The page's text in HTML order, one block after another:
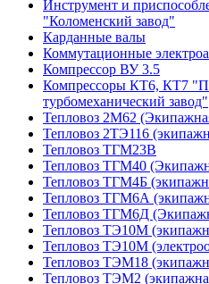
Инструмент и
"Коломенский завод"
Карданные валы
Коммутационные
Компрессор ВУ 3.5
Компрессоры КТ6, КТ7
турбомеханический завод"
Тепловоз 2М62
Тепловоз 2ТЭ116
Тепловоз ТГМ23В
Тепловоз ТГМ40
Тепловоз ТГМ4Б
Тепловоз ТГМ6А
Тепловоз ТГМ6Д
Тепловоз ТЭ10М
Тепловоз ТЭ10М
Тепловоз ТЭМ18
Тепловоз ТЭМ2